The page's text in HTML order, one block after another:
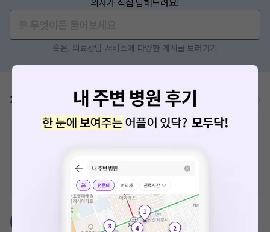
혹은, 의료상담 서비스에 다양한 게시글 보러가기
가격표 비급여/급여 진료란?
비급여 항목의 경우,추가비용 등으로 실제 가격과 상이할 수 있으니, 정확
격입니다. (진료와 연관된 복합적인 비용이 추가되어, 병원마다 금액이 다르게
산정될 수 있는 점 참고 바랍니다.)
※ 이벤트가, 할인가는VAT 포함
다이어트 주사 탈모치료 건강검진